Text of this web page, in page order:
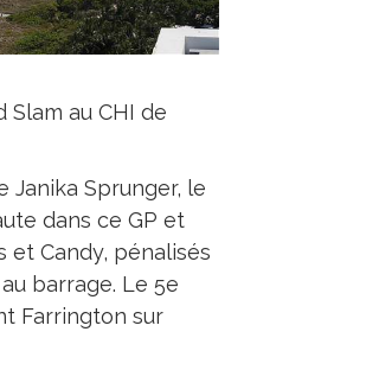
Slam au CHI de
Janika Sprunger, le
dans ce GP et
et Candy, pénalisés
barrage. Le 5e
Farrington sur